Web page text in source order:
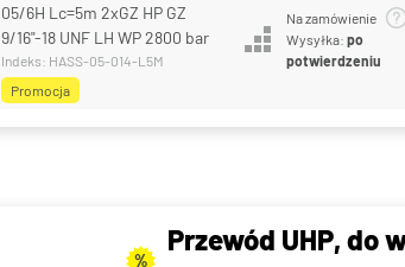
05/6H Lc=5m 2xGZ HP GZ
9/16"-18 UNF LH WP 2800 bar
Indeks: HASS-05-014-L5M
Promocja
Na zamówienie
Wysyłka:po
potwierdzeniu
%
Przewód UHP, do